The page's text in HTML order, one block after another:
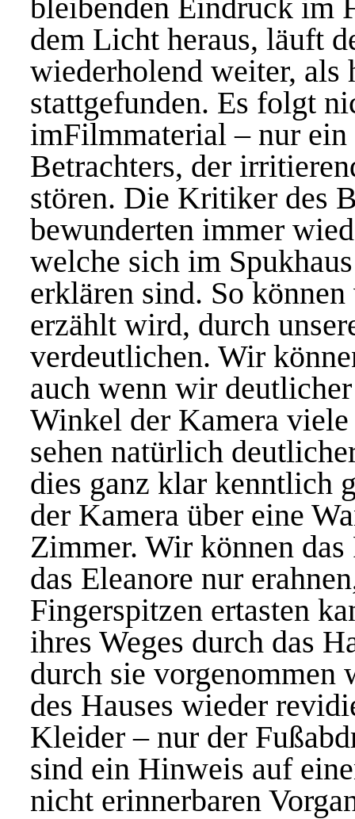
bleibenden Eindruck im
dem Licht heraus, läuft
wiederholend weiter, als
stattgefunden. Es folgt
imFilmmaterial – nur
Betrachters, der
stören. Die Kritiker des
bewunderten immer
welche sich im
erklären sind. So
erzählt wird, durch
verdeutlichen. Wir
auch wenn wir
Winkel der Kamera
sehen natürlich
dies ganz klar kenntlich
der Kamera über eine
Zimmer. Wir können das
das Eleanore nur
Fingerspitzen ertasten
ihres Weges durch das
durch sie vorgenommen
des Hauses wieder
Kleider – nur der
sind ein Hinweis auf
nicht erinnerbaren